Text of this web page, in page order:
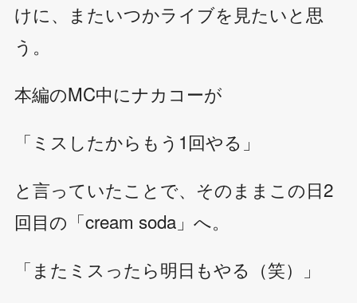
けに、またいつかライブを見たいと思
う。
本編のMC中にナカコーが
「ミスしたからもう1回やる」
と言っていたことで、そのままこの日2
回目の「cream soda」へ。
「またミスったら明日もやる（笑）」